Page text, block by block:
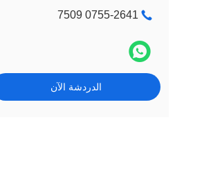
0755-2641 7509
الدردشة الآن